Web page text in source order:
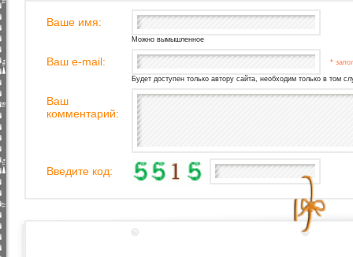
Ваше имя:
Можно вымышленное
Ваш e-mail: *
Будет доступен только автору сайта, необходим только в том
Ваш
комментарий:
Введите код: